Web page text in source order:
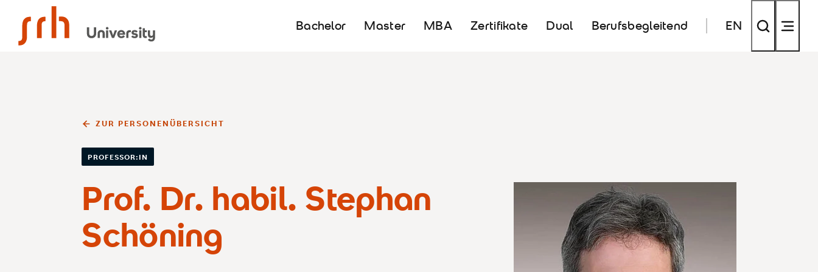
Bachelor Master MBA Zertifikate Dual Berufsbegleitend EN
ZUR PERSONENÜBERSICHT
PROFESSOR:IN
Prof. Dr. habil. Stephan
Schöning